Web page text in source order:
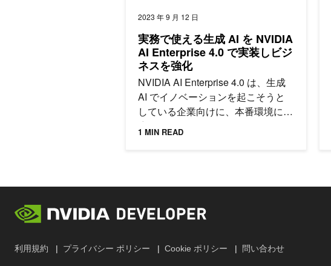
2023 年 9 月 12 日
実務で使える生成 AI を NVIDIA
AI Enterprise 4.0 で実装しビジ
ネスを強化
NVIDIA AI Enterprise 4.0 は、生成
AI でイノベーションを起こそうと
している企業向けに、本番環境に対
応したサポート、管理性、セキュリ
1 MIN READ
利用規約 プライバシー ポリシー Cookie ポリシー 問い合わせ